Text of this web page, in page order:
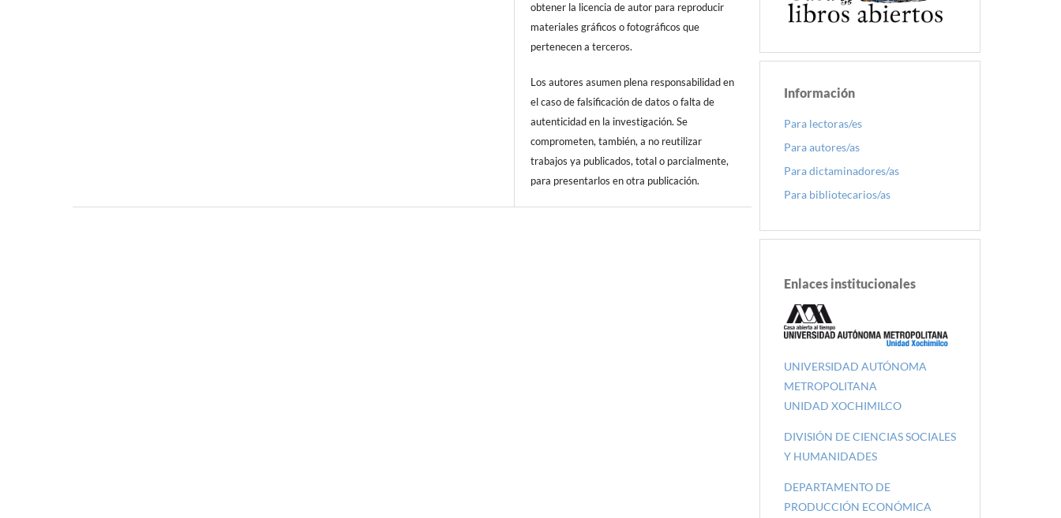
obtener la licencia de autor para reproducir
materiales gráficos o fotográficos que
pertenecen a terceros.
Los autores asumen plena responsabilidad en
el caso de falsificación de datos o falta de
autenticidad en la investigación. Se
comprometen, también, a no reutilizar
trabajos ya publicados, total o parcialmente,
para presentarlos en otra publicación.
Información
Para lectoras/es
Para autores/as
Para dictaminadores/as
Para bibliotecarios/as
Enlaces institucionales
UNIVERSIDAD AUTÓNOMA
METROPOLITANA
UNIDAD XOCHIMILCO
DIVISIÓN DE CIENCIAS SOCIALES
Y HUMANIDADES
DEPARTAMENTO DE
PRODUCCIÓN ECONÓMICA